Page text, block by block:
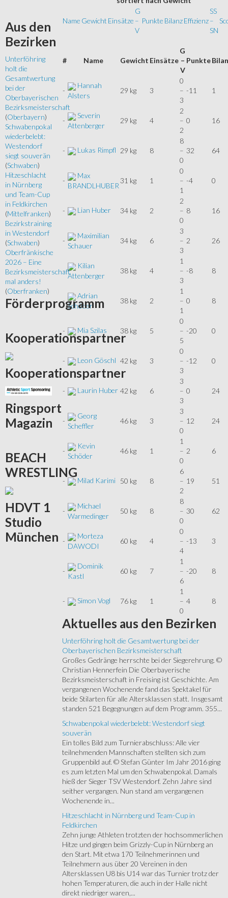
Name Gewicht Einsätze
G
–
V
Punkte BilanzEffizienz
SS
–
SN
# Name Gewicht Einsätze
G
–
V
Punkte
-
Hannah
Alsters
29 kg 3
0
–
3
-11 1
-
Severin
Attenberger
29 kg 4
2
–
2
0 16
- Lukas Rimpfl 29 kg 8
8
–
0
32 64
-
Max
BRANDLHUBER
31 kg 1
0
–
1
-4 0
- Lian Huber 34 kg 2
2
–
0
8 16
-
Maximilian
Schauer
34 kg 6
3
–
3
2 26
-
Kilian
Attenberger
38 kg 4
1
–
3
-8 8
-
Adrian
Schöder
38 kg 2
1
–
1
0 8
- Mia Szilas 38 kg 5
0
–
5
-20 0
- Leon Göschl 42 kg 3
0
–
3
-12 0
- Laurin Huber 42 kg 6
3
–
3
0 24
-
Georg
Scheffler
46 kg 3
3
–
0
12 24
-
Kevin
Schöder
46 kg 1
1
–
0
2 6
- Milad Karimi 50 kg 8
6
–
2
19 51
-
Michael
Warmedinger
50 kg 8
8
–
0
30 62
-
Morteza
DAWODI
60 kg 4
0
–
4
-13 3
-
Dominik
Kastl
60 kg 7
1
–
6
-20 8
- Simon Vogl 76 kg 1
1
–
0
4 8
Aktuelles aus den Bezirken
Unterföhring holt die Gesamtwertung bei der
Oberbayerischen Bezirksmeisterschaft
Großes Gedränge herrschte bei der Siegerehrung. ©
Christian Hennerfein Die Oberbayerische
Bezirksmeisterschaft in Freising ist Geschichte. Am
vergangenen Wochenende fand das Spektakel für
beide Stilarten für alle Altersklassen statt. Insgesamt
standen 521 Begegnungen auf dem Programm. 355...
Schwabenpokal wiederbelebt: Westendorf siegt
souverän
Ein tolles Bild zum Turnierabschluss: Alle vier
teilnehmenden Mannschaften stellten sich zum
Gruppenbild auf. © Stefan Günter Im Jahr 2016 ging
es zum letzten Mal um den Schwabenpokal. Damals
hieß der Sieger TSV Westendorf. Zehn Jahre sind
seither vergangen. Nun stand am vergangenen
Wochenende in...
Hitzeschlacht in Nürnberg und Team-Cup in
Feldkirchen
Zehn junge Athleten trotzten der hochsommerlichen
Hitze und gingen beim Grizzly-Cup in Nürnberg an
den Start. Mit etwa 170 Teilnehmerinnen und
Teilnehmern aus über 20 Vereinen in den
Altersklassen U8 bis U14 war das Turnier trotz der
hohen Temperaturen, die auch in der Halle nicht
direkt niedriger waren,...
Aus den
Bezirken
Unterföhring
holt die
Gesamtwertung
bei der
Oberbayerischen
Bezirksmeisterschaft
(Oberbayern)
Schwabenpokal
wiederbelebt:
Westendorf
siegt souverän
(Schwaben)
Hitzeschlacht
in Nürnberg
und Team-Cup
in Feldkirchen
(Mittelfranken)
Bezirkstraining
in Westendorf
(Schwaben)
Oberfränkische
2026 – Eine
Bezirksmeisterschaft
mal anders!
(Oberfranken)
Förderprogramm
Kooperationspartner
Kooperationspartner
Ringsport
Magazin
BEACH
WRESTLING
HDVT 1
Studio
München